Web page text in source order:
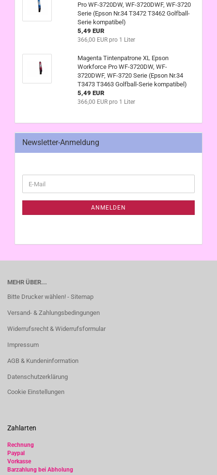
Pro WF-3720DW, WF-3720DWF, WF-3720
Serie (Epson Nr.34 T3472 T3462 Golfball-
Serie kompatibel)
5,49 EUR
366,00 EUR pro 1 Liter
Magenta Tintenpatrone XL Epson
Workforce Pro WF-3720DW, WF-
3720DWF, WF-3720 Serie (Epson Nr.34
T3473 T3463 Golfball-Serie kompatibel)
5,49 EUR
366,00 EUR pro 1 Liter
Newsletter-Anmeldung
ZUR
E-
Mail
ANMELDEN
MEHR ÜBER...
Bitte Drucker wählen! - Sitemap
Versand- & Zahlungsbedingungen
Widerrufsrecht & Widerrufsformular
Impressum
AGB & Kundeninformation
Datenschutzerklärung
Cookie Einstellungen
Zahlarten
Rechnung
Paypal
Vorkasse
Barzahlung bei Abholung